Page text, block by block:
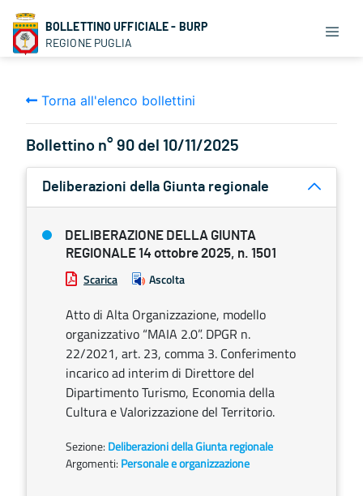
BOLLETTINO UFFICIALE - BURP
REGIONE PUGLIA
Torna all'elenco bollettini
Bollettino n° 90 del 10/11/2025
Deliberazioni della Giunta regionale
DELIBERAZIONE DELLA GIUNTA
REGIONALE 14 ottobre 2025, n. 1501
Scarica Ascolta
Atto di Alta Organizzazione, modello
organizzativo “MAIA 2.0”. DPGR n.
22/2021, art. 23, comma 3. Conferimento
incarico ad interim di Direttore del
Dipartimento Turismo, Economia della
Cultura e Valorizzazione del Territorio.
Sezione: Deliberazioni della Giunta regionale
Argomenti: Personale e organizzazione